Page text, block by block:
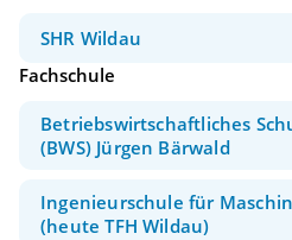
SHR Wildau
Fachschule
Betriebswirtschaftliches
(BWS) Jürgen Bärwald
Ingenieurschule für
(heute TFH Wildau)